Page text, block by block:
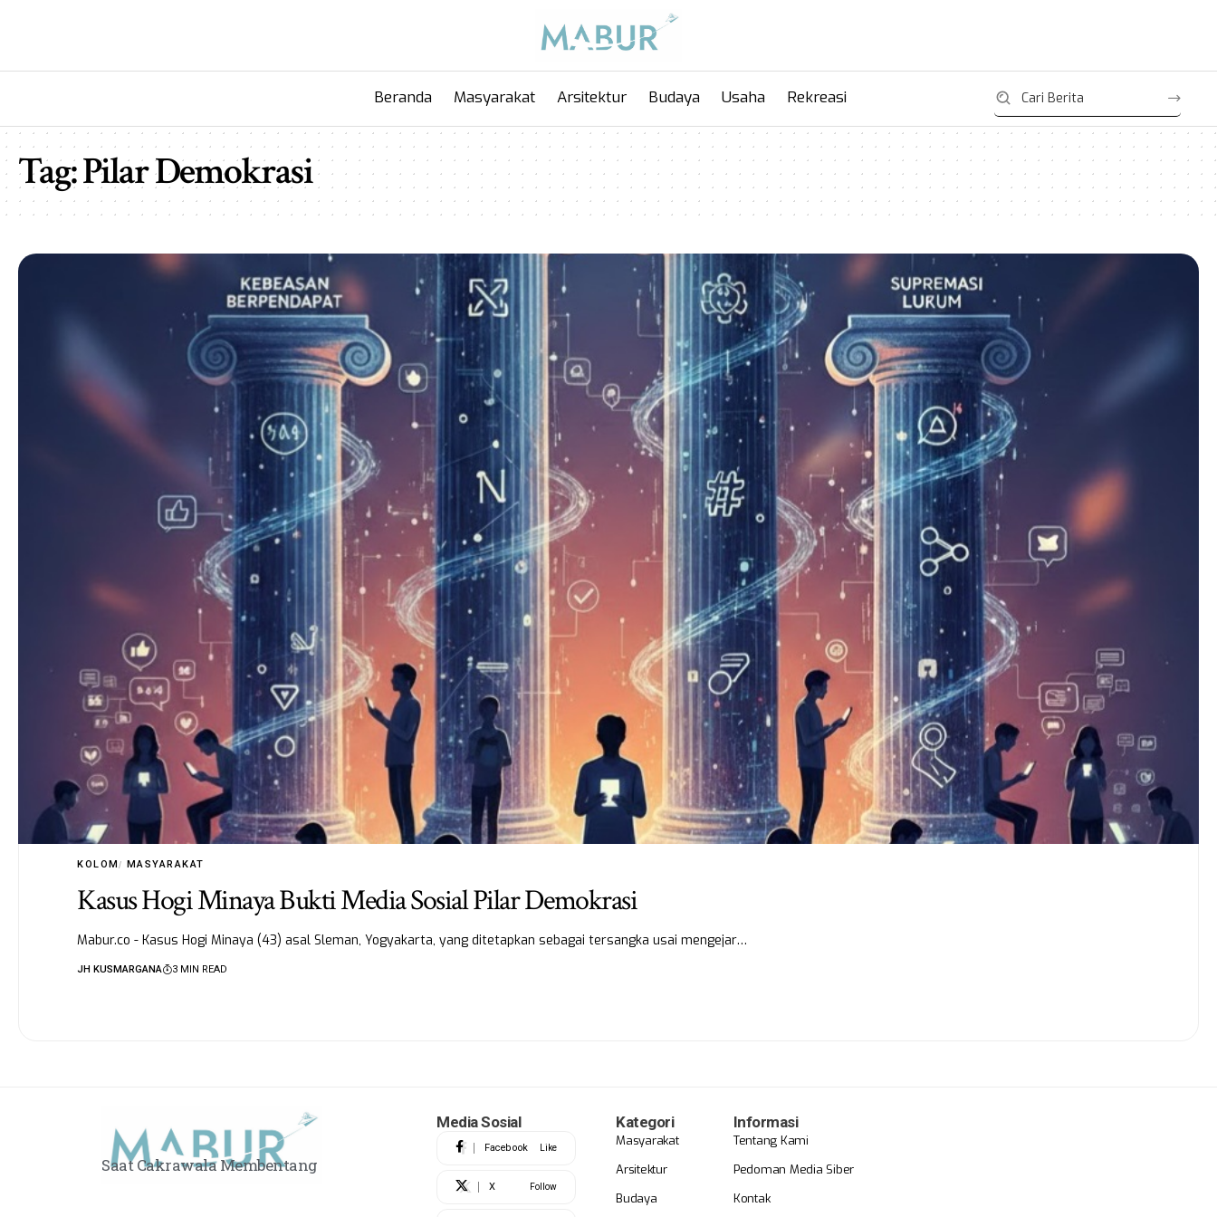
Beranda Masyarakat Arsitektur Budaya Usaha Rekreasi
Tag:Pilar Demokrasi
KOLOM MASYARAKAT
Kasus Hogi Minaya Bukti Media Sosial Pilar Demokrasi
Mabur.co - Kasus Hogi Minaya (43) asal Sleman, Yogyakarta, yang ditetapkan sebagai tersangka usai mengejar…
JH KUSMARGANA 3 MIN READ
Saat Cakrawala Membentang
Media Sosial
Facebook Like
X Follow
Kategori
Masyarakat
Arsitektur
Budaya
Informasi
Tentang Kami
Pedoman Media Siber
Kontak